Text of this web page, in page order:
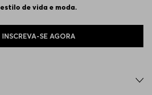
estilo de vida e moda.
INSCREVA-SE AGORA